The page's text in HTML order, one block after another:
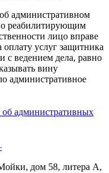
административном
реабилитирующим
лицо вправе
услуг защитника
с ведением дела, равно
вину
административное
административных
дом 58, литера А,